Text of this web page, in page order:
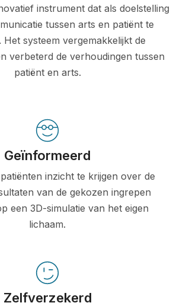
instrument dat als doelstelling
tussen arts en patiënt te
systeem vergemakkelijkt de
verbeterd de verhoudingen tussen
patiënt en arts.
Geïnformeerd
inzicht te krijgen over de
van de gekozen ingrepen
een 3D-simulatie van het eigen
lichaam.
Zelfverzekerd